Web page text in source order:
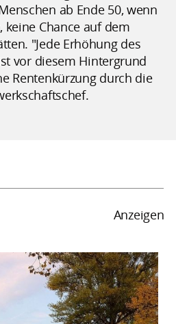
ab Ende 50, wenn
Chance auf dem
"Jede Erhöhung des
vor diesem Hintergrund
Rentenkürzung durch die
Anzeigen